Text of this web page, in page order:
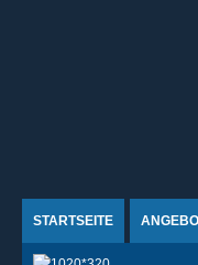
STARTSEITE